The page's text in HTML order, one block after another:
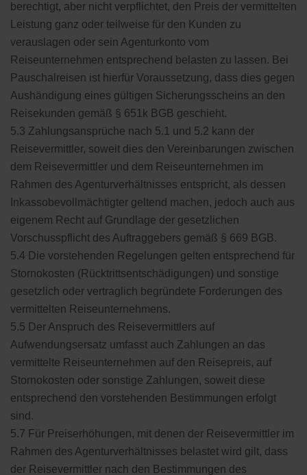
berechtigt, aber nicht verpflichtet, den Preis der vermittelten
Leistung ganz oder teilweise für den Kunden zu
verauslagen oder sein Agenturkonto vom
Reiseunternehmen entsprechend belasten zu lassen. Bei
Pauschalreisen ist hierfür Voraussetzung, dass dies gegen
Aushändigung eines gültigen Sicherungsscheins an den
Reisekunden gemäß § 651k BGB geschieht.
5.3 Zahlungsansprüche nach 5.1 und 5.2 kann der
Reisevermittler, soweit dies den Vereinbarungen zwischen
dem Reisevermittler und dem Reiseunternehmen im
Rahmen des Agenturverhältnisses entspricht, als dessen
Inkassobevollmächtigter geltend machen, jedoch auch aus
eigenem Recht auf Grundlage der gesetzlichen
Vorschusspflicht des Auftraggebers gemäß § 669 BGB.
5.4 Die vorstehenden Regelungen gelten entsprechend für
Stornokosten (Rücktrittsentschädigungen) und sonstige
gesetzlich oder vertraglich begründete Forderungen des
vermittelten Reiseunternehmens.
5.5 Der Anspruch des Reisevermittlers auf
Aufwendungsersatz umfasst auch Zahlungen an das
vermittelte Reiseunternehmen auf den Reisepreis, auf
Stornokosten oder sonstige Zahlungen, soweit diese
entsprechend den vorstehenden Bestimmungen erfolgt
sind.
5.7 Für Preiserhöhungen, mit denen der Reisevermittler im
Rahmen des Agenturverhältnisses belastet wird gilt, dass
der Reisevermittler nach den Bestimmungen des